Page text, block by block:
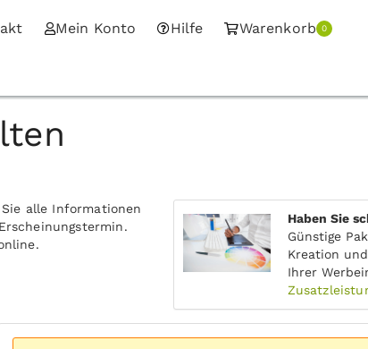
Mein Konto Hilfe Warenkorb 0
Haben Sie
Günstige
Kreation
Ihrer
alle Informationen